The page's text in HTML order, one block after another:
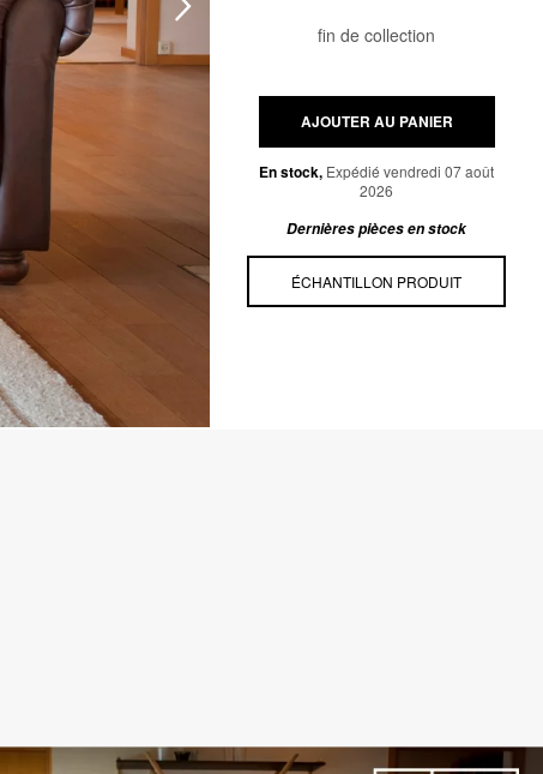
fin de collection
AJOUTER AU PANIER
En stock, Expédié vendredi 07 août
2026
Dernières pièces en stock
ÉCHANTILLON PRODUIT